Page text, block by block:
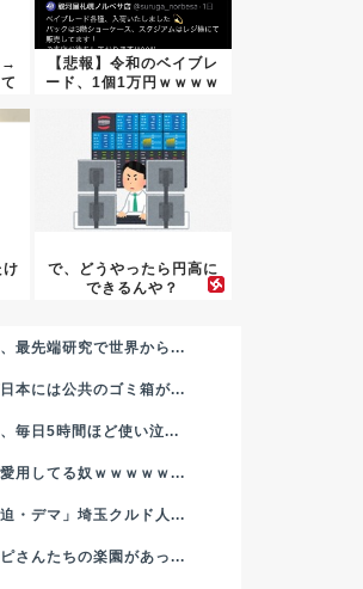
→
【悲報】令和のベイブレ
ード、1個1万円ｗｗｗｗ
で、どうやったら円高に
できるんや？
最先端研究で世界から...
本には公共のゴミ箱が...
毎日5時間ほど使い泣...
用してる奴ｗｗｗｗｗ...
・デマ」埼玉クルド人...
さんたちの楽園があっ...